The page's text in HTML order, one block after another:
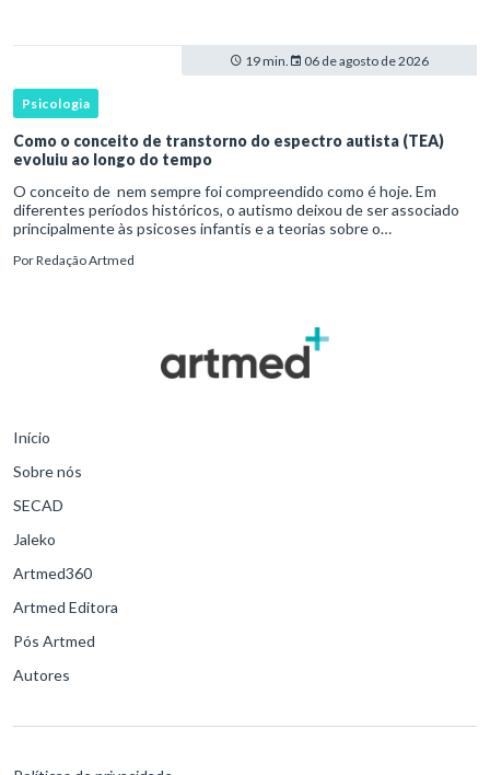
19 min. 06 de agosto de 2026
Psicologia
Como o conceito de transtorno do espectro autista (TEA)
evoluiu ao longo do tempo
O conceito de nem sempre foi compreendido como é hoje. Em
diferentes períodos históricos, o autismo deixou de ser associado
principalmente às psicoses infantis e a teorias sobre o
transtorno do des
PorRedação Artmed
Início
Sobre nós
SECAD
Jaleko
Artmed360
Artmed Editora
Pós Artmed
Autores